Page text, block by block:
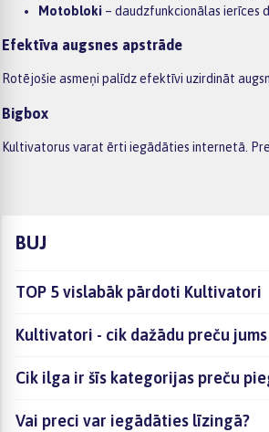
Motobloki – daudzfunkcionālas ierīces
Efektīva augsnes apstrāde
Rotējošie asmeņi palīdz efektīvi uzirdināt
Bigbox
Kultivatorus varat ērti iegādāties internetā.
BUJ
TOP 5 vislabāk pārdoti Kultivatori
Kultivatori - cik dažādu preču
Cik ilga ir šīs kategorijas preču
Vai preci var iegādāties līzingā?